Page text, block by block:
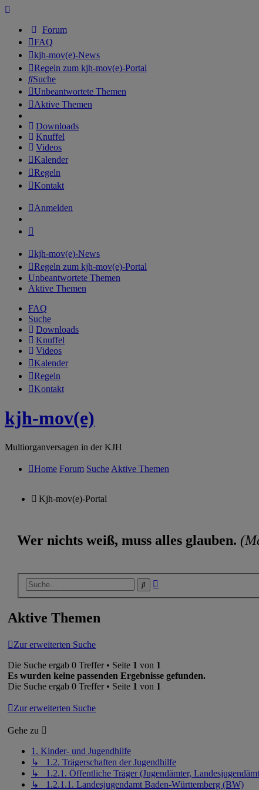
Forum
FAQ
kjh-mov(e)-News
Regeln zum kjh-mov(e)-Portal
Suche
Unbeantwortete Themen
Aktive Themen
Downloads
Knuffel
Videos
Kalender
Regeln
Kontakt
Anmelden
kjh-mov(e)-News
Regeln zum kjh-mov(e)-Portal
Unbeantwortete Themen
Aktive Themen
FAQ
Suche
Downloads
Knuffel
Videos
Kalender
Regeln
Kontakt
kjh-mov(e)
Multiorganversagen in der KJH
Home Forum Suche Aktive Themen
Kjh-mov(e)-Portal
Wer nichts weiß, muss alles glauben.
Aktive Themen
Zur erweiterten Suche
Die Suche ergab 0 Treffer • Seite 1 von 1
Es wurden keine passenden Ergebnisse gefunden.
Die Suche ergab 0 Treffer • Seite 1 von 1
Zur erweiterten Suche
Gehe zu
1. Kinder- und Jugendhilfe
↳ 1.2. Trägerschaften der Jugendhilfe
↳ 1.2.1. Öffentliche Träger (Jugendämter,
↳ 1.2.1.1. Landesjugendamt Baden-Württemberg (BW)